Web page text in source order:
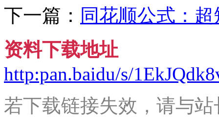
下一篇： 同花顺公式：
资料下载地址
http:pan.baidu/s/
若下载链接失效，请与站